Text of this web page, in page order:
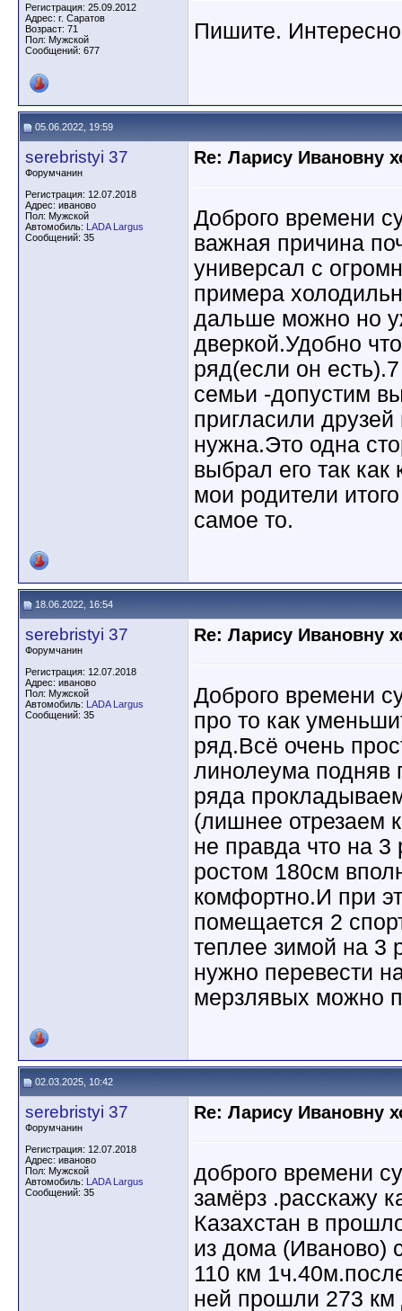
Регистрация: 25.09.2012
Адрес: г. Саратов
Возраст: 71
Пол: Мужской
Сообщений: 677
Пишите.
05.06.2022, 19:59
serebristyi 37
Форумчанин
Регистрация: 12.07.2018
Адрес: иваново
Пол: Мужской
Автомобиль: LADA Largus
Сообщений: 35
Re: Ларису Ивановну
Доброго времени
важная причина
универсал с
примера
дальше можно но
дверкой.Удобно
ряд(если он
семьи -допустим
пригласили
нужна.Это одна
выбрал его так
мои родители
самое то.
18.06.2022, 16:54
serebristyi 37
Форумчанин
Регистрация: 12.07.2018
Адрес: иваново
Пол: Мужской
Автомобиль: LADA Largus
Сообщений: 35
Re: Ларису Ивановну
Доброго времени
про то как
ряд.Всё очень
линолеума подняв
ряда
(лишнее отрезаем
не правда что на 3
ростом 180см
комфортно.И при
помещается 2
теплее зимой на 3
нужно перевести
мерзлявых можно
02.03.2025, 10:42
serebristyi 37
Форумчанин
Регистрация: 12.07.2018
Адрес: иваново
Пол: Мужской
Автомобиль: LADA Largus
Сообщений: 35
Re: Ларису Ивановну
доброго времени
замёрз .расскажу
Казахстан в
из дома (Иваново)
110 км
ней прошли 273 км